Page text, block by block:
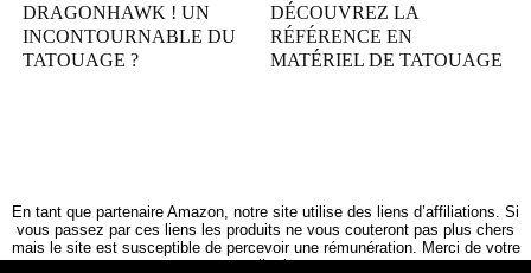
DRAGONHAWK ! UN
INCONTOURNABLE DU
TATOUAGE ?
DÉCOUVREZ LA
RÉFÉRENCE EN
MATÉRIEL DE TATOUAGE
En tant que partenaire Amazon, notre site utilise des liens d’affiliations. Si
vous passez par ces liens les produits ne vous couteront pas plus chers
mais le site est susceptible de percevoir une rémunération. Merci de votre
contribution.